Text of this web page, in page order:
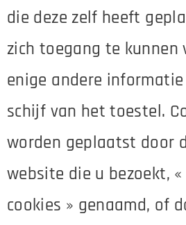
die deze zelf heeft
zich toegang te
enige andere
schijf van het toestel.
worden geplaatst door
website die u bezoekt,
cookies » genaamd, of